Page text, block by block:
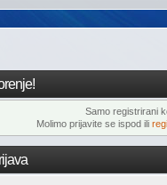
Samo registrirani
Molimo prijavite se ispod ili